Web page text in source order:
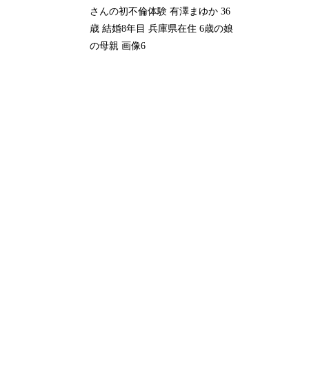
さんの初不倫体験 有澤まゆか 36
歳 結婚8年目 兵庫県在住 6歳の娘
の母親 画像6